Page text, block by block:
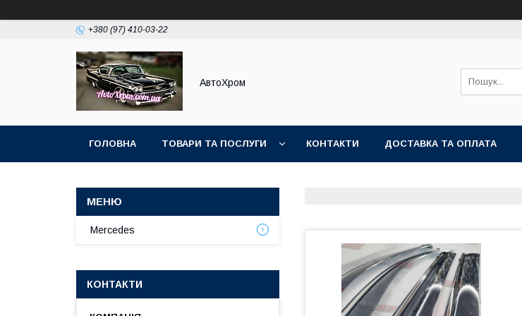
+380 (97) 410-03-22
АвтоХром
ГОЛОВНА ТОВАРИ ТА ПОСЛУГИ КОНТАКТИ ДОСТАВКА ТА ОПЛАТА
Mercedes
КОНТАКТИ